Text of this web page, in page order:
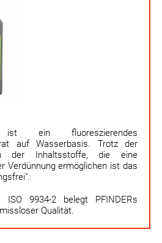
ein fluoreszierendes
auf Wasserbasis. Trotz der
der Inhaltsstoffe, die eine
Verdünnung ermöglichen ist das
9934-2 belegt PFINDERs
Qualität.